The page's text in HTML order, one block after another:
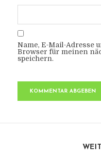
Name, E-Mail-Adresse
Browser für meinen
speichern.